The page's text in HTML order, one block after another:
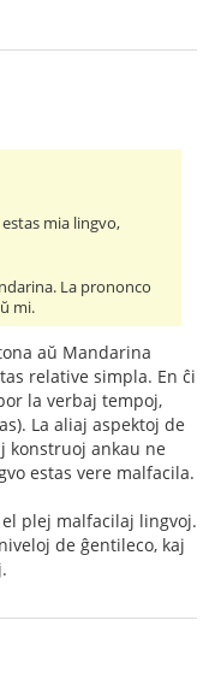
mia lingvo,
La prononco
mi.
aŭ Mandarina
relative simpla. En ĉi
la verbaj tempoj,
La aliaj aspektoj de
konstruoj ankau ne
estas vere malfacila.
plej malfacilaj lingvoj.
de ĝentileco, kaj